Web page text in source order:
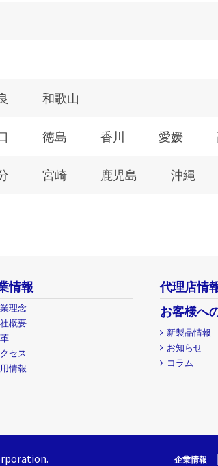
和歌山
徳島 香川 愛媛
宮崎 鹿児島 沖縄
情報
理念
概要
セス
情報
代理店情
お客様へ
新製品情報
お知らせ
コラム
企業情報